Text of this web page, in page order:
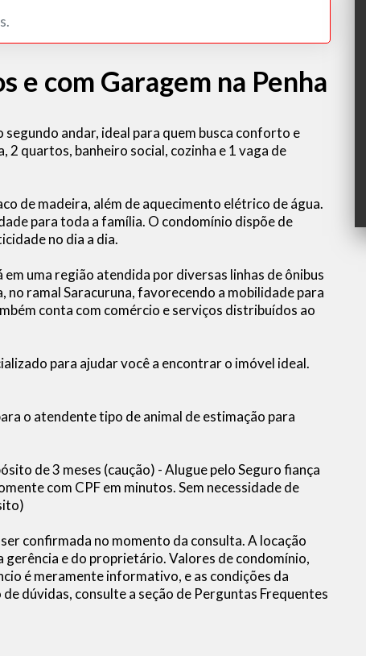
e com Garagem na Penha
andar, ideal para quem busca conforto e
2 quartos, banheiro social, cozinha e 1 vaga de
de madeira, além de aquecimento elétrico de água.
para toda a família. O condomínio dispõe de
no dia a dia.
uma região atendida por diversas linhas de ônibus
no ramal Saracuruna, favorecendo a mobilidade para
conta com comércio e serviços distribuídos ao
para ajudar você a encontrar o imóvel ideal.
o atendente tipo de animal de estimação para
de 3 meses (caução) - Alugue pelo Seguro fiança
com CPF em minutos. Sem necessidade de
confirmada no momento da consulta. A locação
gerência e do proprietário. Valores de condomínio,
é meramente informativo, e as condições da
dúvidas, consulte a seção de Perguntas Frequentes